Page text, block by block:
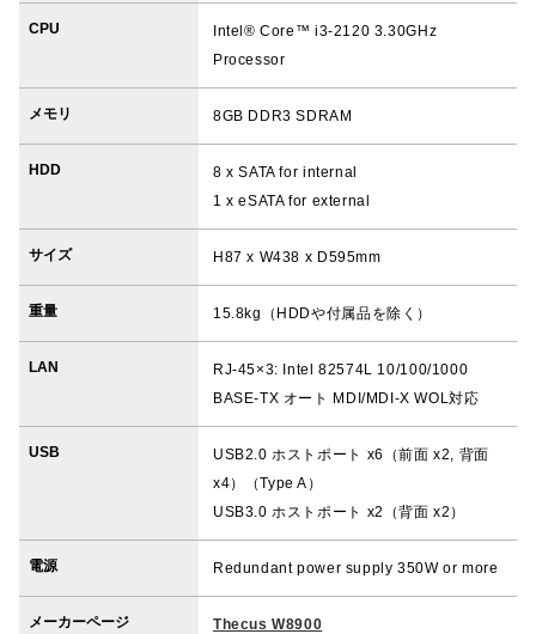
CPU
Intel® Core™ i3-2120 3.30GHz
Processor
メモリ 8GB DDR3 SDRAM
HDD
8 x SATA for internal
1 x eSATA for external
サイズ H87 x W438 x D595mm
重量 15.8kg（HDDや付属品を除く）
LAN
RJ-45×3: Intel 82574L 10/100/1000
BASE-TX オート MDI/MDI-X WOL対応
USB
USB2.0 ホストポート x6（前面 x2, 背面
x4）（Type A）
USB3.0 ホストポート x2（背面 x2）
電源 Redundant power supply 350W or more
メーカーページ Thecus W8900